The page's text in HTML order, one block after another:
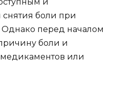
боли при
перед началом
боли и
или